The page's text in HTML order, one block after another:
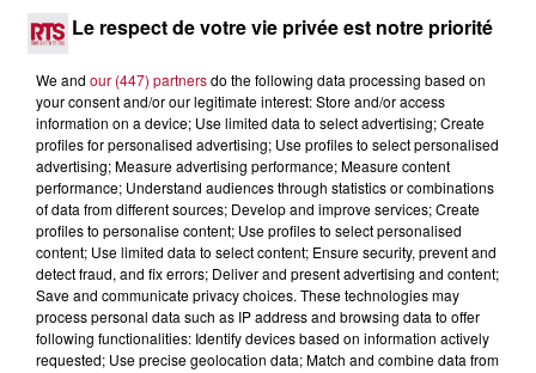
6 août 2026
NÎMES : « LE RÊVE DU GLADIATEUR » INVESTIT
LES ARÈNES CES 3...
Après un franc succès l'été dernier, le spectacle « Le Rêve
du gladiateur » revient illuminer l'amphithéâtre romain les 6,
Le respect de votre vie privée est notre priorité
We and our (447) partnersdo the following data processing based on
your consent and/or our legitimate interest: Store and/or access
information on a device; Use limited data to select advertising; Create
profiles for personalised advertising; Use profiles to select personalised
advertising; Measure advertising performance; Measure content
performance; Understand audiences through statistics or combinations
of data from different sources; Develop and improve services; Create
profiles to personalise content; Use profiles to select personalised
content; Use limited data to select content; Ensure security, prevent and
detect fraud, and fix errors; Deliver and present advertising and content;
Save and communicate privacy choices. These technologies may
process personal data such as IP address and browsing data to offer
following functionalities: Identify devices based on information actively
requested; Use precise geolocation data; Match and combine data from